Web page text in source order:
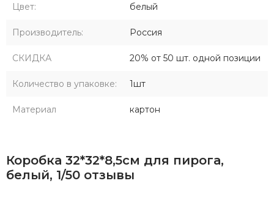
Цвет: белый
Производитель: Россия
СКИДКА 20% от 50 шт. одной позиции
Количество в упаковке: 1шт
Материал картон
Коробка 32*32*8,5см для пирога,
белый, 1/50 отзывы